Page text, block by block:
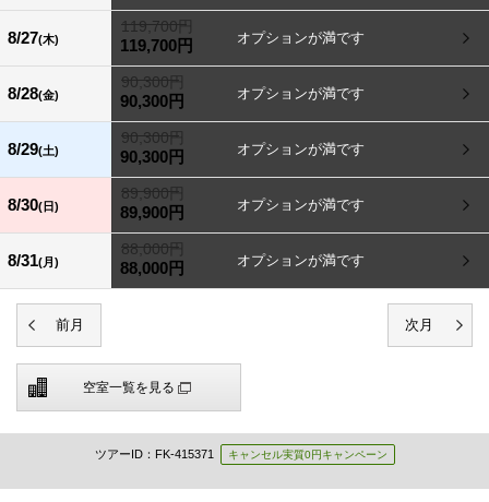
8/27(木)
119,700円
119,700円
8/28(金)
90,300円
90,300円
8/29(土)
90,300円
90,300円
8/30(日)
89,900円
89,900円
8/31(月)
88,000円
88,000円
空室一覧を見る
ツアーID：FK-415371 キャンセル実質0円キャンペーン